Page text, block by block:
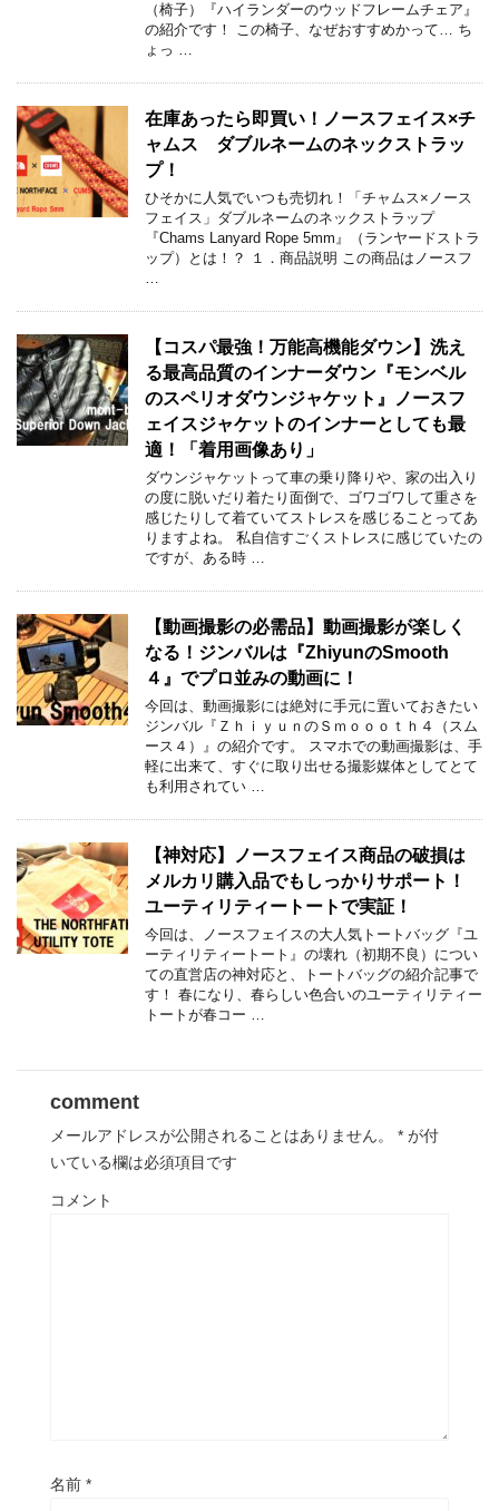
（椅子）『ハイランダーのウッドフレームチェア』
の紹介です！ この椅子、なぜおすすめかって… ち
ょっ …
在庫あったら即買い！ノースフェイス×チ
ャムス ダブルネームのネックストラッ
プ！
ひそかに人気でいつも売切れ！「チャムス×ノース
フェイス」ダブルネームのネックストラップ
『Chams Lanyard Rope 5mm』（ランヤードストラ
ップ）とは！？ １．商品説明 この商品はノースフ
…
【コスパ最強！万能高機能ダウン】洗え
る最高品質のインナーダウン『モンベル
のスペリオダウンジャケット』ノースフ
ェイスジャケットのインナーとしても最
適！「着用画像あり」
ダウンジャケットって車の乗り降りや、家の出入り
の度に脱いだり着たり面倒で、ゴワゴワして重さを
感じたりして着ていてストレスを感じることってあ
りますよね。 私自信すごくストレスに感じていたの
ですが、ある時 …
【動画撮影の必需品】動画撮影が楽しく
なる！ジンバルは『ZhiyunのSmooth
４』でプロ並みの動画に！
今回は、動画撮影には絶対に手元に置いておきたい
ジンバル『ＺｈｉｙｕｎのＳｍｏｏｏｔｈ４（スム
ース４）』の紹介です。 スマホでの動画撮影は、手
軽に出来て、すぐに取り出せる撮影媒体としてとて
も利用されてい …
【神対応】ノースフェイス商品の破損は
メルカリ購入品でもしっかりサポート！
ユーティリティートートで実証！
今回は、ノースフェイスの大人気トートバッグ『ユ
ーティリティートート』の壊れ（初期不良）につい
ての直営店の神対応と、トートバッグの紹介記事で
す！ 春になり、春らしい色合いのユーティリティー
トートが春コー …
comment
メールアドレスが公開されることはありません。 * が付
いている欄は必須項目です
コメント
名前 *